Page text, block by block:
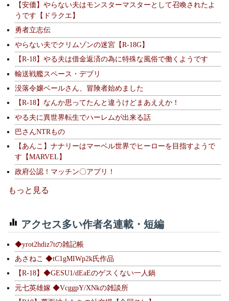
【安価】やらない夫はモンスターマスターとして召喚されたよ
うです【ドラクエ】
勇者立志伝
やらない夫でクリムゾンの迷宮【R-18G】
【R-18】やる夫は借金返済の為に特殊な風俗で働くようです
輸送戦艦スペース・デブリ
没落令嬢ベールさん、冒険者始めました
【R-18】なんか思ってたんと違うけどまあええか！
やる夫に異世界転生でハーレムが出来る話
巴さんNTRもの
【あんこ】ナナリーはマーベル世界でヒーローを目指すようで
す【MARVEL】
政府公認！マッチン〇アプリ！
もっと見る
アクセス多い作者名連載・短編
◆yrot2hdiz7tの雑記帳
あさねこ ◆tC1gMIWp2k氏作品
【R-18】◆GESU1/dEaEのゲスくない一人鍋
元七英雄嫁 ◆VcggpY/XNkの雑談所